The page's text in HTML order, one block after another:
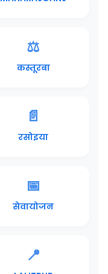
⚖️
कस्तूरबा
📄
रसोइया
📅
सेवायोजन
📍